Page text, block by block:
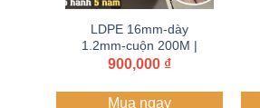
LDPE 16mm-dày
1.2mm-cuộn 200M |
ống, dây tưới PE BIMI
năm
900,000 ₫
Mua ngay